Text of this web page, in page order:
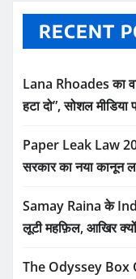
RECENT
Lana Rhoades का
हटा दो”, सोशल
Paper Leak Law
सरकार का नया कानून
Samay Raina के
लूटी महफ़िल, आखिर क्यों
The Odyssey